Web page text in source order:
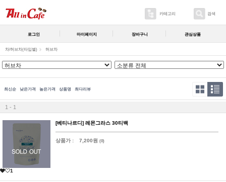
카테고리 검색
로그인 마이페이지 장바구니 관심상품
차/허브차(타입별) 허브차
최신순 낮은가격 높은가격 상품명 최다리뷰
1 - 1
[베티나르디] 레몬그라스 30티백
상품가 : 7,200원 (0)
1